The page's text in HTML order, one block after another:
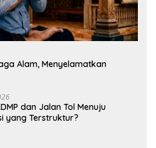
Alam, Menyelamatkan
dan Jalan Tol Menuju
yang Terstruktur?